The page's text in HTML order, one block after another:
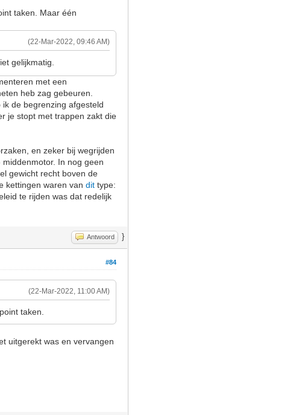
taken. Maar één
(22-Mar-2022, 09:46 AM)
gelijkmatig.
met een
heb zag gebeuren.
de begrenzing afgesteld
je stopt met trappen zakt die
en zeker bij wegrijden
In nog geen
gewicht recht boven de
kettingen waren vandit type:
te rijden was dat redelijk
Antwoord }
#84
(22-Mar-2022, 11:00 AM)
taken.
uitgerekt was en vervangen